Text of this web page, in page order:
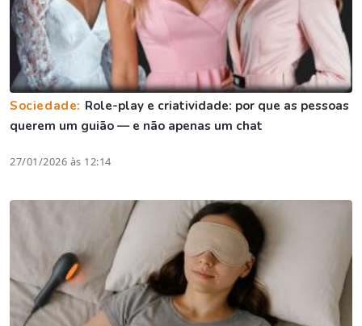
Sociedade: Role-play e criatividade: por que as pessoas
querem um guião — e não apenas um chat
27/01/2026 às 12:14